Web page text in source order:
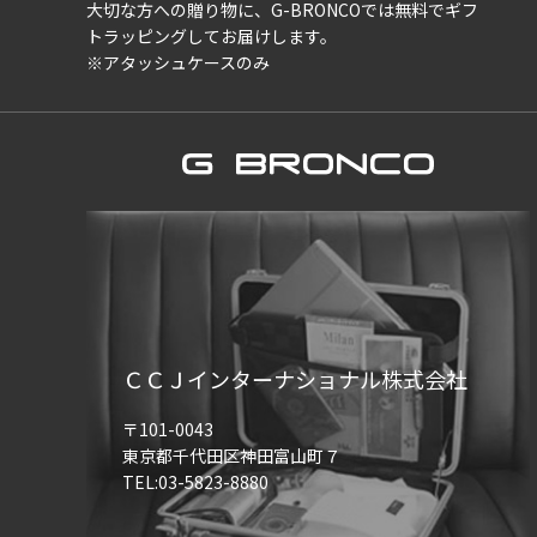
大切な方への贈り物に、G-BRONCOでは無料でギフ
トラッピングしてお届けします。
※アタッシュケースのみ
ＣＣＪインターナショナル株式会社
〒101-0043
東京都千代田区神田富山町７
TEL:03-5823-8880